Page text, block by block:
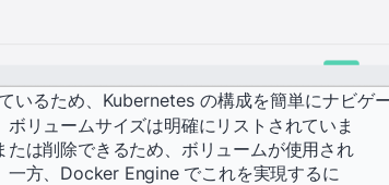
るため、Kubernetes の構成を簡単にナビゲー
リュームサイズは明確にリストされていま
は削除できるため、ボリュームが使用され
一方、Docker Engine でこれを実現するに